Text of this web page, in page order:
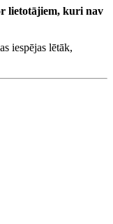
lietotājiem, kuri nav
iespējas lētāk,